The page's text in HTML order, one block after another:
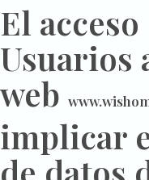
El
Usuarios
web
implicar